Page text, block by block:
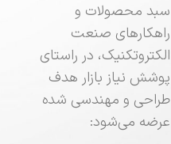
سبد محصولات و
راهکارهای صنعت
الکتروتکنیک، در راستای
پوشش نیاز بازار هدف
طراحی و مهندسی شده
عرضه می‌شود: